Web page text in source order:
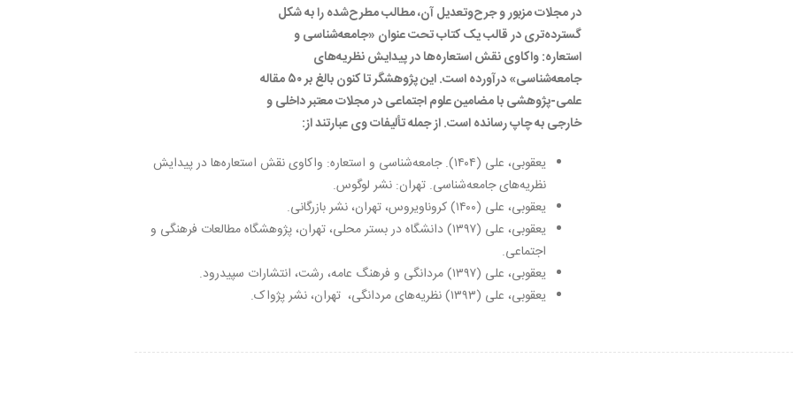
در مجلات مزبور و جرح‌وتعدیل آن، مطالب مطرح‌شده را به شکل
گسترده­‌تری در قالب یک کتاب تحت عنوان «جامعه‌شناسی و
استعاره: واکاوی نقش استعاره‌ها در پیدایش نظریه‌های
جامعه‌شناسی» درآورده است. این پژوهشگر تا کنون بالغ بر ۵۰ مقاله
علمی-پژوهشی با مضامین علوم اجتماعی در مجلات معتبر داخلی و
خارجی به چاپ رسانده است. از جمله تألیفات وی عبارتند از:
یعقوبی، علی (۱۴۰۴). جامعه‌شناسی و استعاره: واکاوی نقش استعاره‌ها در پیدایش
نظریه‌های جامعه‌شناسی. تهران: نشر لوگوس.
یعقوبی، علی (۱۴۰۰) کروناویروس، تهران، نشر بازرگانی.
یعقوبی، علی (۱۳۹۷) دانشگاه در بستر محلی، تهران، پژوهشگاه مطالعات فرهنگی و
اجتماعی.
یعقوبی، علی (۱۳۹۷) مردانگی و فرهنگ عامه، رشت، انتشارات سپیدرود.
یعقوبی، علی (۱۳۹۳) نظریه‌های مردانگی، تهران، نشر پژواک.